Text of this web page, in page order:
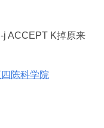
j ACCEPT K掉原来
陈科学院